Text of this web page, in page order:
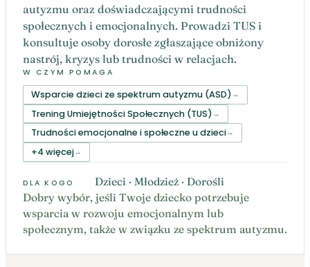
autyzmu oraz doświadczającymi trudności
społecznych i emocjonalnych. Prowadzi TUS i
konsultuje osoby dorosłe zgłaszające obniżony
nastrój, kryzys lub trudności w relacjach.
W CZYM POMAGA
Wsparcie dzieci ze spektrum autyzmu (ASD)
Trening Umiejętności Społecznych (TUS)
Trudności emocjonalne i społeczne u dzieci
+4 więcej
DLA KOGO
Dzieci · Młodzież · Dorośli
Dobry wybór, jeśli Twoje dziecko potrzebuje
wsparcia w rozwoju emocjonalnym lub
społecznym, także w związku ze spektrum autyzmu.